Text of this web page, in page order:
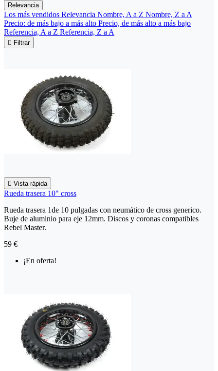
Relevancia
Los más vendidos Relevancia Nombre, A a Z Nombre, Z a A
Precio: de más bajo a más alto Precio, de más alto a más bajo
Referencia, A a Z Referencia, Z a A
 Filtrar
 Vista rápida
Rueda trasera 10" cross
Rueda trasera 1de 10 pulgadas con neumático de cross generico.
Buje de aluminio para eje 12mm. Discos y coronas compatibles
Rebel Master.
59 €
¡En oferta!